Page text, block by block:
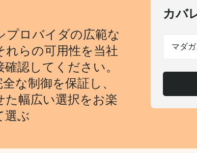
ロバイダの広範な
れらの可用性を当社
認してください。
な制御を保証し、
幅広い選択をお楽
選ぶ
カバ
マダ